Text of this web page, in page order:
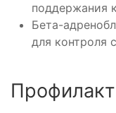
поддержания
Бета-
для контроля